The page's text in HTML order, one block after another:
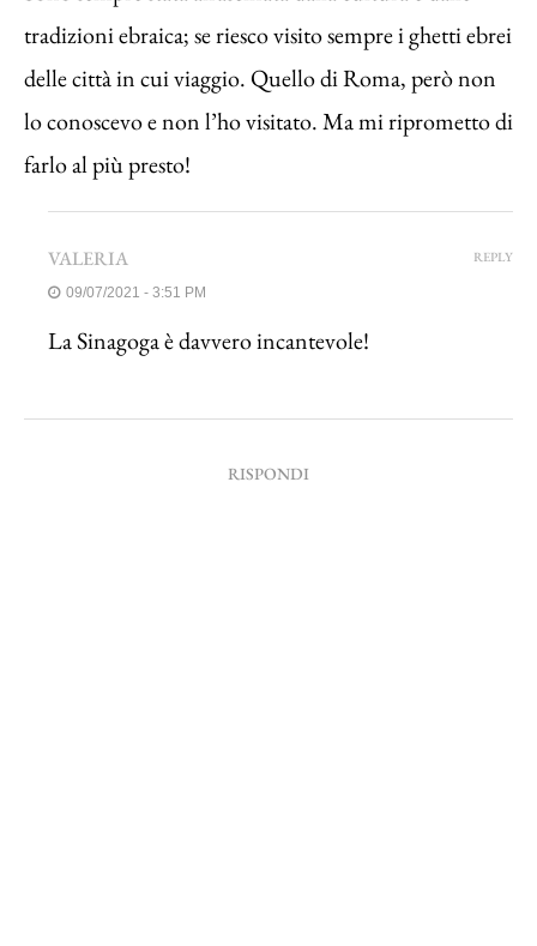
tradizioni ebraica; se riesco visito sempre i ghetti ebrei
delle città in cui viaggio. Quello di Roma, però non
lo conoscevo e non l’ho visitato. Ma mi riprometto di
farlo al più presto!
VALERIA
09/07/2021 - 3:51 PM
La Sinagoga è davvero incantevole!
REPLY
RISPONDI